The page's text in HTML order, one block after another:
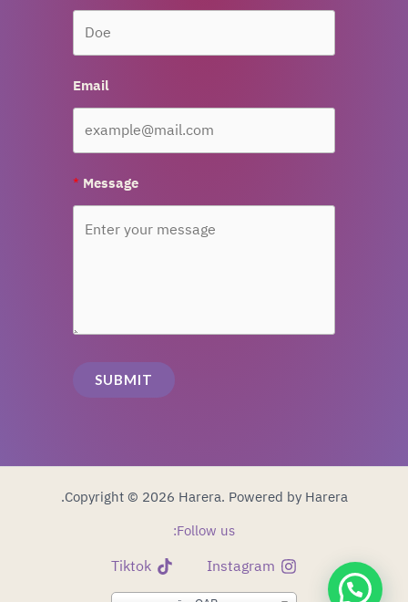
Email
Message
SUBMIT
Copyright © 2026 Harera. Powered by Harera.
Follow us:
Instagram
Tiktok